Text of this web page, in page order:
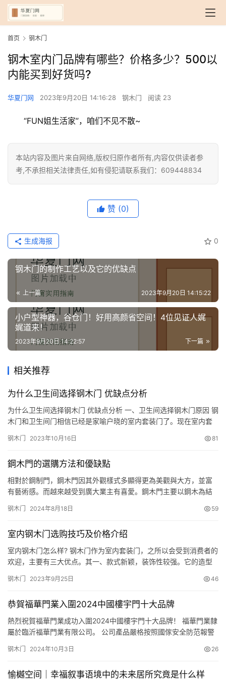
入
户
门
门
卫
生
门
庭
院
大
门
铸
门
门
安
装
安
维
业
讯
联
系
们
登录 注册
首页 钢木门
钢木室内门品牌有哪些？价格多少？500以
内能买到好货吗?
华夏门网 2023年9月20日 14:16:28 钢木门 阅读 23
“FUN姐生活家”，咱们不见不散~
本站内容及图片来自网络,版权归原作者所有,内容仅供读者参
考,不承担相关法律责任,如有侵犯请联系我们：609448834
赞 (0)
0
生成海报
钢木门的制作工艺以及它的优缺点
上一篇 2023年9月20日 14:15:22
小户型神器，谷仓门！好用高颜省空间！4位见证人娓
娓道来！
下一篇
2023年9月20日 14:22:57
相关推荐
为什么卫生间选择钢木门 优缺点分析
为什么卫生间选择钢木门 优缺点分析 一、卫生间选择钢木门原因 钢
木门和卫生间门相信已经是家喻户晓的室内套装门了。现在室内套
比较适合。特别是在卫生间门上的选择更是很难决定。因为卫生间
经常入水，温度忽高忽低。这使得主户不得不选购种最合适的室内
门做卫…
钢木门 2023年10月16日 81
鋼木門的選購方法和優缺點
相對於鋼制門，鋼木門因其外觀樣式多顯得更為美觀與大方，並富
有藝術感。而越來越受到廣大業主有喜愛。鋼木門主要以鋼木為結
興的門類，對於鋼木門的選購及優缺點，消費者難免存在一定的疑
瞭解下鋼木門的選購。首先我們需要瞭解下鋼木門的特點。鋼木門
在安裝…
钢木门 2024年8月18日 59
室内钢木门选购技巧及价格介绍
室内钢木门怎么样? 钢木门作为室内套装门，之所以会受到消费者的
欢迎，主要有三大优点。其一、款式新颖，装饰性较强。它的造型
缀居室的作用。其二、绿色环保、健康安全。钢木门的喷涂次数比
更加环保健康。其三、钢木门能够有效防潮、防开裂，这是传统木
门无法达…
钢木门 2023年9月25日 46
恭賀福華門業入圍2024中國樓宇門十大品牌
熱烈祝賀福華門業成功入圍2024中國樓宇門十大品牌！ 福華門業隸
屬於臨沂福華門業有限公司。 公司產品嚴格按照國傢安全防范報警
量監督檢查中心認證，通過國傢防火建築材料質量檢驗中心檢測，
力均居於同行業前列。 以下是2024年度樓宇門十大品牌最終榜單…
钢木门 2024年10月3日 26
愉樾空间｜幸福叙事语境中的未来居所究竟是什么样